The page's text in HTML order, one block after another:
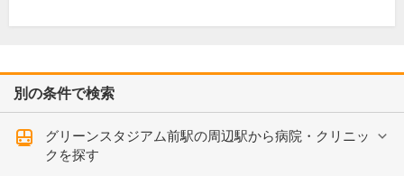
別の条件で検索
グリーンスタジアム前駅の周辺駅から病院・クリニッ
クを探す